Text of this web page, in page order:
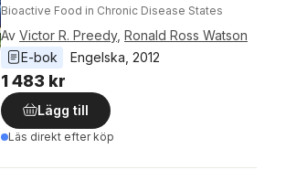
Bioactive Food in Chronic Disease States
Av Victor R. Preedy, Ronald Ross Watson
E-bok
Engelska 2012
1 483 kr
Lägg till
Läs direkt efter köp